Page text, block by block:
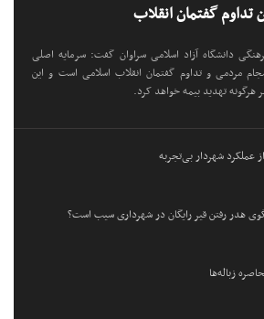
گفتمان انقلاب
دانشگاه آزاد اسلامی سراوان گفت: سرمایه اصلی
مردمی و تداوم گفتمان انقلاب اسلامی است و این
هرگونه تهدید بیمه خواهد کرد.
عملکرد شهردار بی‌تجربه
هدر رفتن قیر رایگان در شهرداری سیب است؟
زباله‌ها